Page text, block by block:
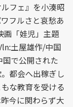
フェ』を小湊昭
フルさと哀愁あ
画「娃児」主題
土屋雄作/中国
で公開された
都会へ出稼ぎし
な教育を受ける
今に関わらず大